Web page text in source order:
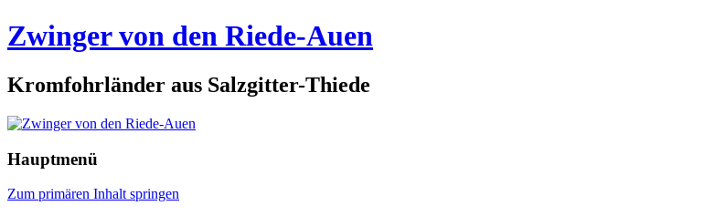
Zwinger von den Riede-Auen
Kromfohrländer aus Salzgitter-Thiede
Hauptmenü
Zum primären Inhalt springen